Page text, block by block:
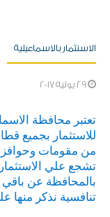
الاستثمار بالاسماعيلية
تعتبر محافظة
للاستثمار بجميع
من مقومات وحوافز
تشجع علي
بالمحافظة عن
تنافسية نذكر منها